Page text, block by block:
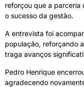
reforçou que a parceria
o sucesso da gestão.
A entrevista foi
população, reforçando
traga avanços
Pedro Henrique
agradecendo